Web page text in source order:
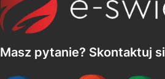
Masz pytanie? Skontaktuj